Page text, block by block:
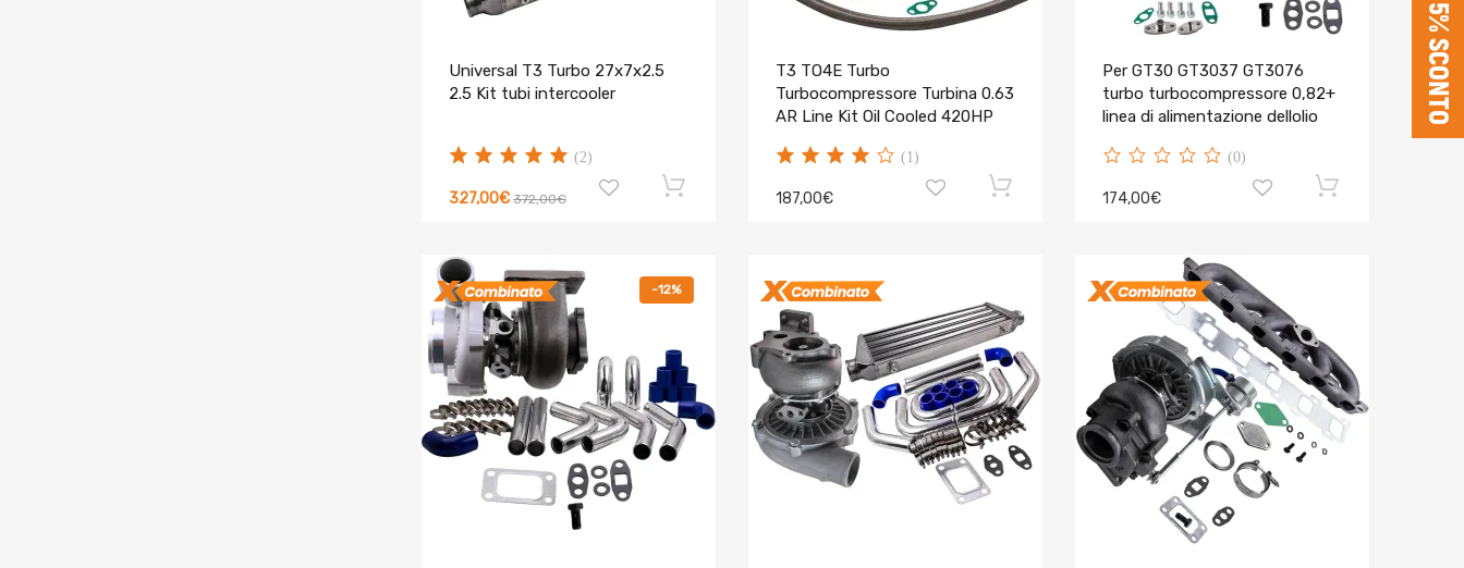
Universal T3 Turbo 27x7x2.5
2.5 Kit tubi intercooler
(2)
327,00€ 372,00€
T3 TO4E Turbo
Turbocompressore Turbina 0.63
AR Line Kit Oil Cooled 420HP
(1)
187,00€
Per GT30 GT3037 GT3076
turbo turbocompressore 0,82+
linea di alimentazione dellolio
(0)
174,00€
-12%
5% SCONTO